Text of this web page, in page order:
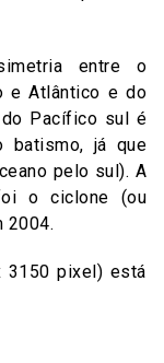
entre o
e Atlântico e do
do Pacífico sul é
batismo, já que
pelo sul). A
o ciclone (ou
2004.
3150 pixel) está